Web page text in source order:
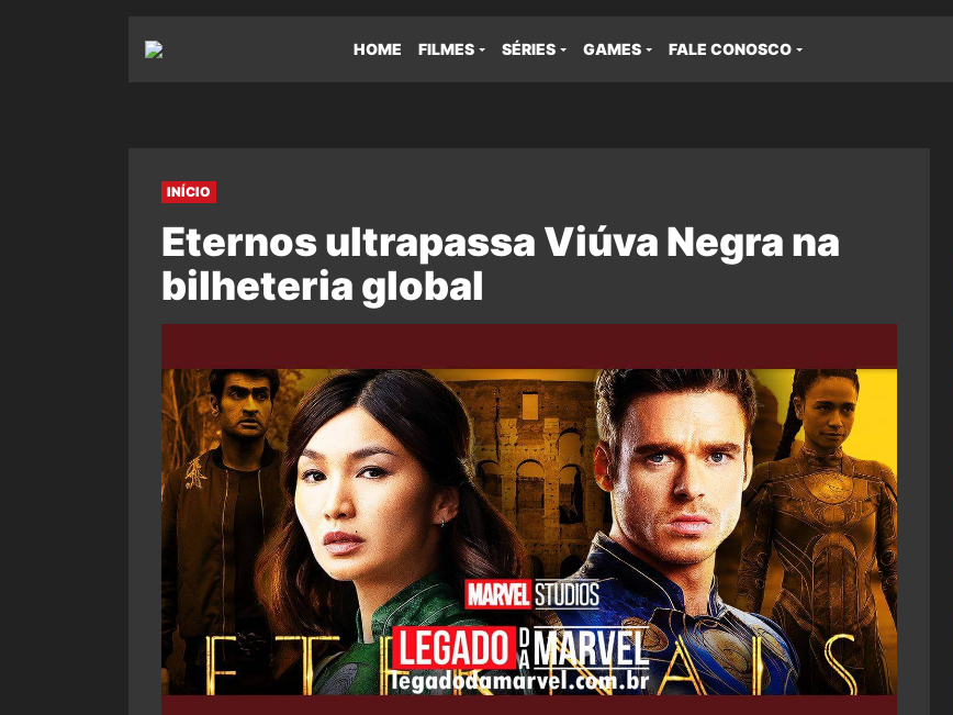
HOME FILMES SÉRIES GAMES FALE CONOSCO
INÍCIO
Eternos ultrapassa Viúva Negra na
bilheteria global